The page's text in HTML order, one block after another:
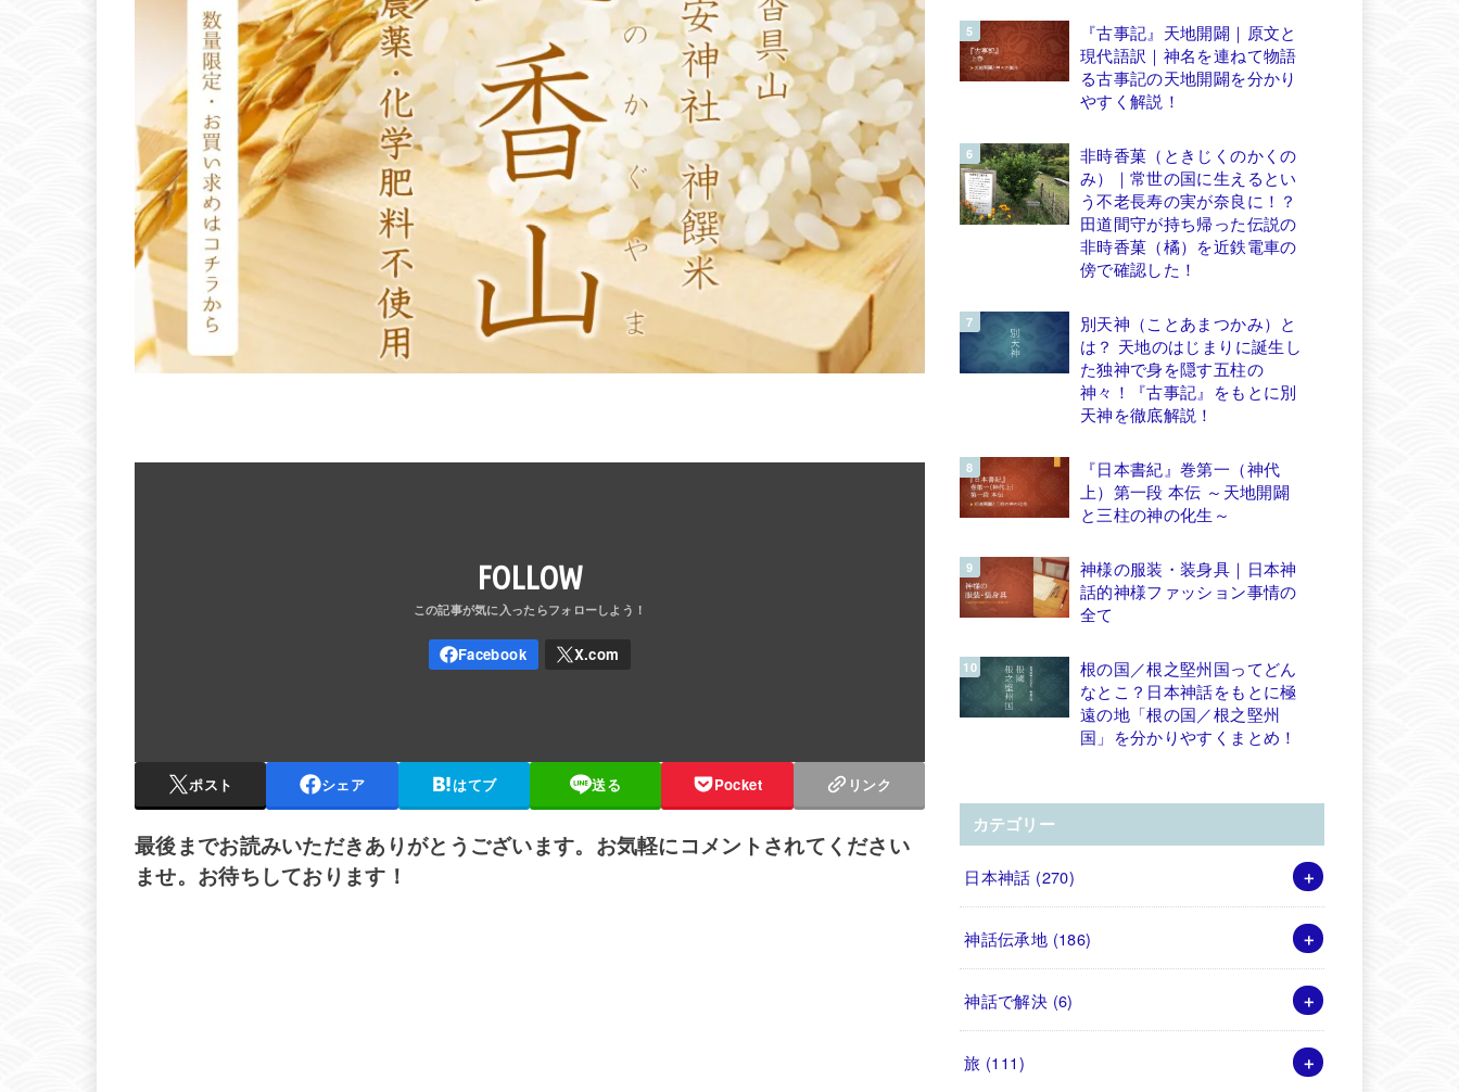
FOLLOW
ポスト シェア はてブ 送る Pocket リンク
最後までお読みいただきありがとうございます。お気軽にコメントされてください
ませ。お待ちしております！
『古事記』天地開闢｜原文と
現代語訳｜神名を連ねて物語
る古事記の天地開闢を分かり
やすく解説！
非時香菓（ときじくのかくの
み）｜常世の国に生えるとい
う不老長寿の実が奈良に！？
田道間守が持ち帰った伝説の
非時香菓（橘）を近鉄電車の
傍で確認した！
別天神（ことあまつかみ）と
は？ 天地のはじまりに誕生し
た独神で身を隠す五柱の
神々！『古事記』をもとに別
天神を徹底解説！
『日本書紀』巻第一（神代
上）第一段 本伝 ～天地開闢
と三柱の神の化生～
神様の服装・装身具｜日本神
話的神様ファッション事情の
全て
根の国／根之堅州国ってどん
なとこ？日本神話をもとに極
遠の地「根の国／根之堅州
国」を分かりやすくまとめ！
カテゴリー
日本神話 (270)
神話伝承地 (186)
神話で解決 (6)
旅 (111)